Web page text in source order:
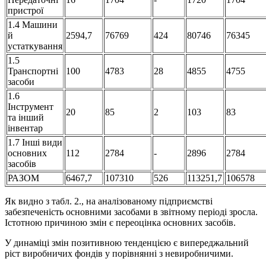
пристрої
1.4 Машини
й
устаткування
2594,7 76769 424 80746 76345
1.5
Транспортні
засоби
100 4783 28 4855 4755
1.6
Інструмент
та інший
інвентар
20 85 2 103 83
1.7 Інші види
основних
засобів
112 2784 - 2896 2784
РАЗОМ 6467,7 107310 526 113251,7 106578
Як видно з табл. 2., на аналізованому підприємстві
забезпеченість основними засобами в звітному періоді зросла.
Істотною причиною змін є переоцінка основних засобів.
У динаміці змін позитивною тенденцією є випереджальний
ріст виробничих фондів у порівнянні з невиробничими.